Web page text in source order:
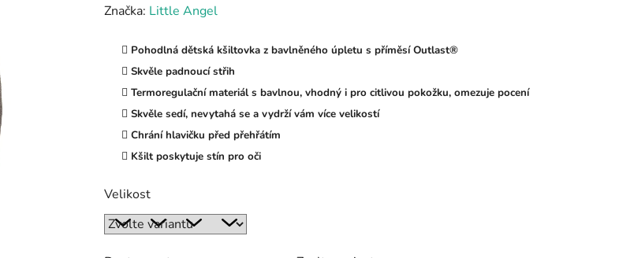
Značka: Little Angel
Pohodlná dětská kšiltovka z bavlněného úpletu s příměsí Outlast®
Skvěle padnoucí střih
Termoregulační materiál s bavlnou, vhodný i pro citlivou pokožku, omezuje pocení
Skvěle sedí, nevytahá se a vydrží vám více velikostí
Chrání hlavičku před přehřátím
Kšilt poskytuje stín pro oči
Velikost